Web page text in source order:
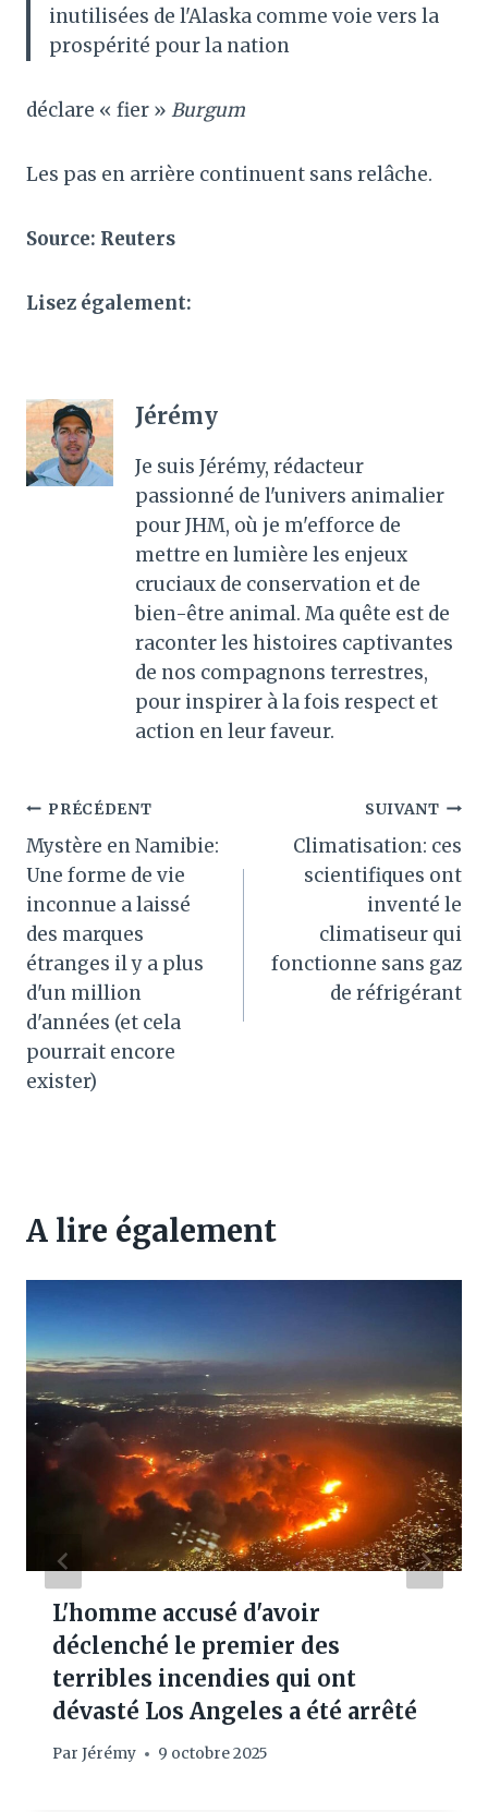
inutilisées de l'Alaska comme voie vers la
prospérité pour la nation
déclare « fier » Burgum
Les pas en arrière continuent sans relâche.
Source: Reuters
Lisez également:
Jérémy
Je suis Jérémy, rédacteur
passionné de l'univers animalier
pour JHM, où je m'efforce de
mettre en lumière les enjeux
cruciaux de conservation et de
bien-être animal. Ma quête est de
raconter les histoires captivantes
de nos compagnons terrestres,
pour inspirer à la fois respect et
action en leur faveur.
Navigation
de
l’article
PRÉCÉDENT
Mystère en Namibie:
Une forme de vie
inconnue a laissé
des marques
étranges il y a plus
d'un million
d'années (et cela
pourrait encore
exister)
SUIVANT
Climatisation: ces
scientifiques ont
inventé le
climatiseur qui
fonctionne sans gaz
de réfrigérant
A lire également
L'homme accusé d'avoir
déclenché le premier des
terribles incendies qui ont
dévasté Los Angeles a été arrêté
Par Jérémy 9 octobre 2025